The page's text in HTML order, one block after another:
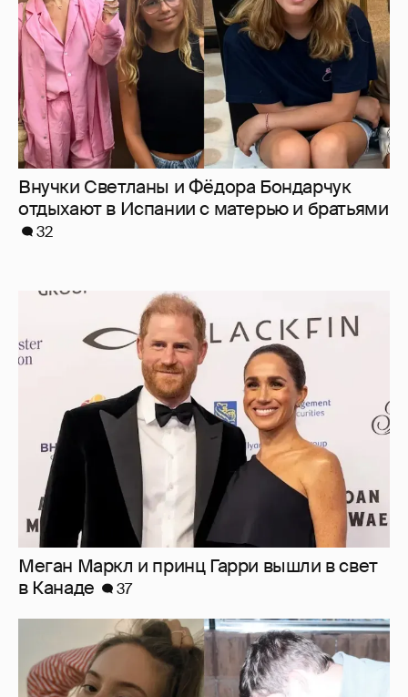
Внучки Светланы и Фёдора Бондарчук
отдыхают в Испании с матерью и братьями
32
Меган Маркл и принц Гарри вышли в свет
в Канаде
37